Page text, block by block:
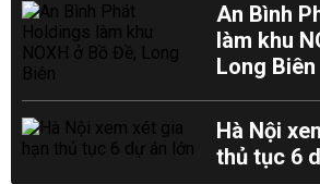
An Bình
làm khu
Long Biên
Hà Nội
thủ tục 6